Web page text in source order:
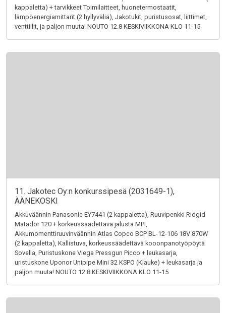
kappaletta) + tarvikkeet Toimilaitteet, huonetermostaatit,
lämpöenergiamittarit (2 hyllyväliä), Jakotukit, puristusosat, liittimet,
venttiilit, ja paljon muuta! NOUTO 12.8 KESKIVIIKKONA KLO 11-15
11. Jakotec Oy:n konkurssipesä (2031649-1),
ÄÄNEKOSKI
Akkuväännin Panasonic EY7441 (2 kappaletta), Ruuvipenkki Ridgid
Matador 120 + korkeussäädettävä jalusta MPI,
Akkumomenttiruuvinväännin Atlas Copco BCP BL-12-106 18V 870W
(2 kappaletta), Kallistuva, korkeussäädettävä kooonpanotyöpöytä
Sovella, Puristuskone Viega Pressgun Picco + leukasarja,
uristuskone Uponor Unipipe Mini 32 KSPO (Klauke) + leukasarja ja
paljon muuta! NOUTO 12.8 KESKIVIIKKONA KLO 11-15